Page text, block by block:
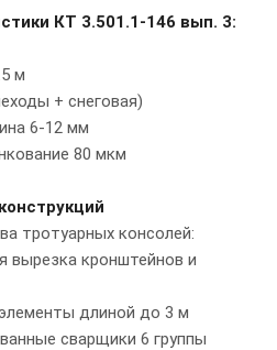
КТ 3.501.1-146 вып. 3:
м
+ снеговая)
6-12 мм
80 мкм
тротуарных консолей:
вырезка кронштейнов и
длиной до 3 м
сварщики 6 группы